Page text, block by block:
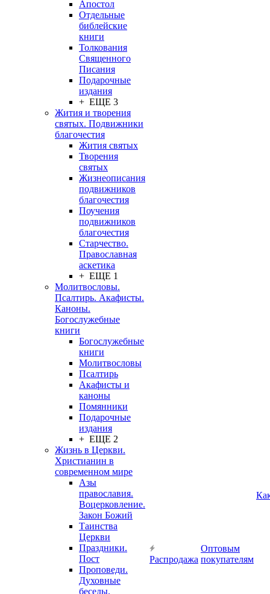
Апостол
Отдельные
библейские
книги
Толкования
Священного
Писания
Подарочные
издания
+ ЕЩЕ 3
Жития и творения
святых. Подвижники
благочестия
Жития святых
Творения
святых
Жизнеописания
подвижников
благочестия
Поучения
подвижников
благочестия
Старчество.
Православная
аскетика
+ ЕЩЕ 1
Молитвословы.
Псалтирь. Акафисты.
Каноны.
Богослужебные
книги
Богослужебные
книги
Молитвословы
Псалтирь
Акафисты и
каноны
Помянники
Подарочные
издания
+ ЕЩЕ 2
Жизнь в Церкви.
Христианин в
современном мире
Азы
православия.
Воцерковление.
Закон Божий
Таинства
Церкви
Праздники.
Пост
Проповеди.
Духовные
беседы.
Распродажа
Оптовым
покупателям